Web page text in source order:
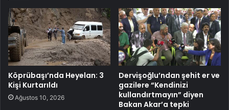
Köprübaşı’nda Heyelan: 3
Kişi Kurtarıldı
Ağustos 10, 2026
Dervişoğlu’ndan şehit er ve
gazilere “Kendinizi
kullandırtmayın” diyen
Bakan Akar’a tepki